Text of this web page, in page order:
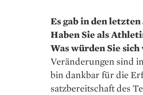
Es gab in den
Haben Sie als
Was würden Sie
Veränderungen sind
bin dankbar für die
satzbereitschaft des